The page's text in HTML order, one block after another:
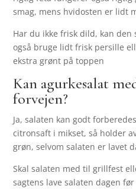
smag, mens hvidosten er lidt
Har du ikke frisk dild, kan den
også bruge lidt frisk persille
ekstra grønt på toppen
Kan agurkesalat
forvejen?
Ja, salaten kan godt
citronsaft i mikset, så holder
grøn, selvom salaten er lavet
Skal salaten med til grillfest
sagtens lave salaten dagen